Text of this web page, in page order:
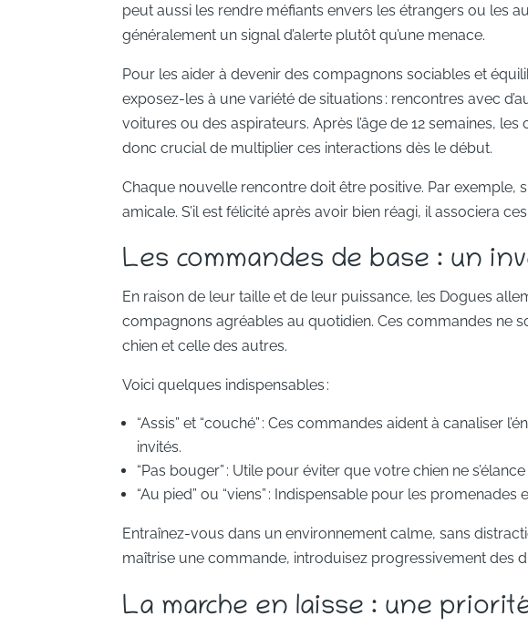
peut aussi les rendre méfiants envers les étrangers ou les
généralement un signal d’alerte plutôt qu’une menace.
Pour les aider à devenir des compagnons sociables et
exposez-les à une variété de situations : rencontres avec
voitures ou des aspirateurs. Après l’âge de 12 semaines,
donc crucial de multiplier ces interactions dès le début.
Chaque nouvelle rencontre doit être positive. Par
amicale. S’il est félicité après avoir bien réagi, il associera
Les commandes de base : un
En raison de leur taille et de leur puissance, les Dogues
compagnons agréables au quotidien. Ces commandes ne
chien et celle des autres.
Voici quelques indispensables :
“Assis” et “couché” : Ces commandes aident à canaliser
invités.
“Pas bouger” : Utile pour éviter que votre chien ne
“Au pied” ou “viens” : Indispensable pour les
Entraînez-vous dans un environnement calme, sans
maîtrise une commande, introduisez progressivement des
La marche en laisse : une